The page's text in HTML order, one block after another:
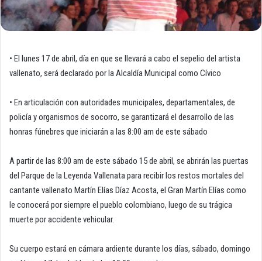
• El lunes 17 de abril, día en que se llevará a cabo el sepelio del artista
vallenato, será declarado por la Alcaldía Municipal como Cívico
• En articulación con autoridades municipales, departamentales, de
policía y organismos de socorro, se garantizará el desarrollo de las
honras fúnebres que iniciarán a las 8:00 am de este sábado
A partir de las 8:00 am de este sábado 15 de abril, se abrirán las puertas
del Parque de la Leyenda Vallenata para recibir los restos mortales del
cantante vallenato Martín Elías Díaz Acosta, el Gran Martín Elías como
le conocerá por siempre el pueblo colombiano, luego de su trágica
muerte por accidente vehicular.
Su cuerpo estará en cámara ardiente durante los días, sábado, domingo